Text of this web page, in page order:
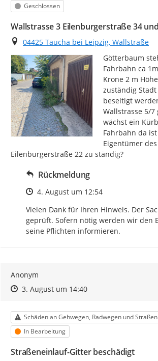
Status
Geschlossen
Wallstrasse 3 Eilenburgerstraße 34
Ort
04425 Taucha bei Leipzig, Wallstraße
Götterbaum
Fahrbahn ca
Krone 2 m
zuständig
beseitigt
Wallstrasse 5/7
wächst ein
Fahrbahn da
Eigentümer
Eilenburgerstraße 22 zu ständig?
Rückmeldung
Zeitpunkt des Erstellens
4. August um 12:54
Vielen Dank für Ihren Hinweis. Der
geprüft. Sofern nötig werden wir den
seine Pflichten informieren.
Anonym
Zeitpunkt des Erstellens
Zeitpunkt des Erstellens
3. August um 14:40Zur Äußerung
Kategorie
Schäden an Gehwegen, Radwegen und Straßen
Status
In Bearbeitung
Straßeneinlauf-Gitter beschädigt